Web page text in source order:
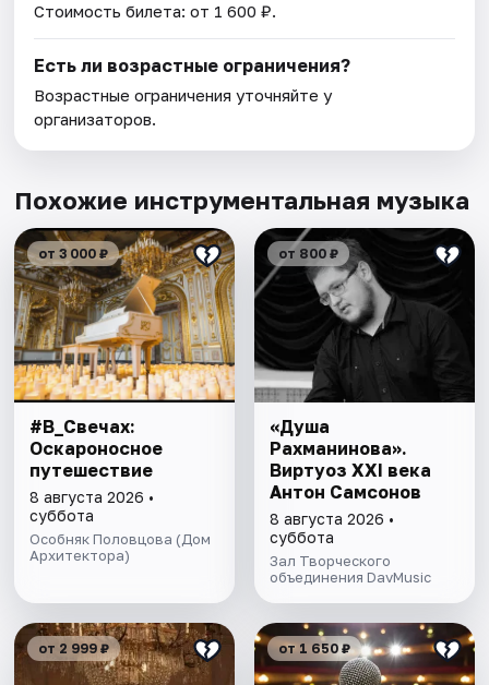
Стоимость билета: от 1 600 ₽.
Есть ли возрастные ограничения?
Возрастные ограничения уточняйте у
организаторов.
Похожие инструментальная музыка
от 3 000 ₽
#В_Свечах:
Оскароносное
путешествие
8 августа 2026 •
суббота
Особняк Половцова (Дом
Архитектора)
от 800 ₽
«Душа
Рахманинова».
Виртуоз ХХI века
Антон Самсонов
8 августа 2026 •
суббота
Зал Творческого
объединения DavMusic
от 2 999 ₽ от 1 650 ₽